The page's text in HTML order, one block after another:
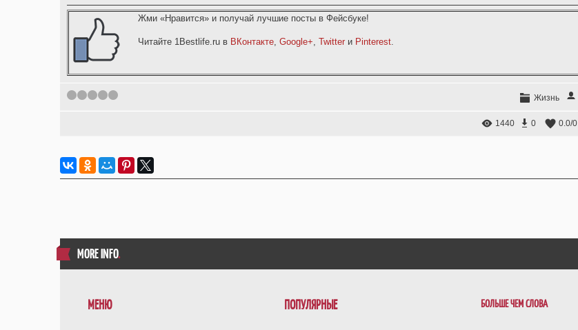
Жми «Нравится» и получай лучшие посты в Фейсбуке!
Читайте 1Bestlife.ru в ВКонтакте, Google+, Twitter и Pinterest.
1 2 3 4 Жизнь
1440 0 0.0/0
MORE INFO.
МЕНЮ ПОПУЛЯРНЫЕ БОЛЬШЕ ЧЕМ СЛОВА